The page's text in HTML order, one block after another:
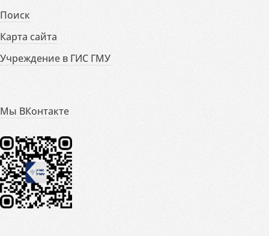
Поиск
Карта сайта
Учреждение в ГИС ГМУ
Мы ВКонтакте